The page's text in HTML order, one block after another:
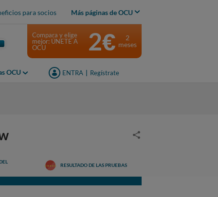
para socios Más páginas de OCU
OCU ENTRA Regístrate
Compara y elige
mejor: ÚNETE A
OCU
2€
2
meses
RESULTADO DE LAS PRUEBAS